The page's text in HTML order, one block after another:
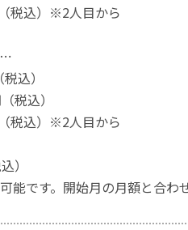
税込）※2人目から
込）
税込）
税込）※2人目から
）
能です。開始月の月額と合わ